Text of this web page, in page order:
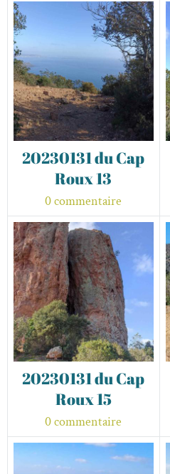
20230131 du Cap
Roux 13
0 commentaire
20230131 du Cap
Roux 15
0 commentaire